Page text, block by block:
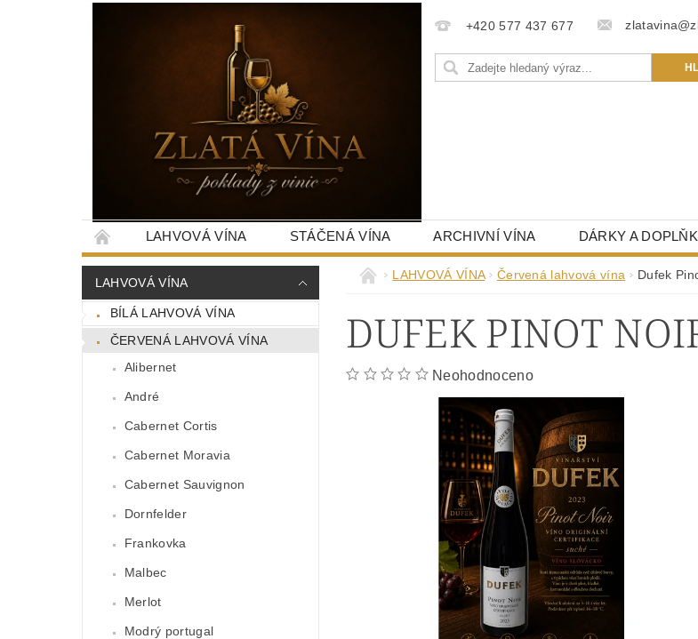
+420 577 437 677
LAHVOVÁ VÍNA STÁČENÁ VÍNA ARCHIVNÍ VÍNA DÁRKY A
LAHVOVÁ VÍNA
BÍLÁ LAHVOVÁ VÍNA
ČERVENÁ LAHVOVÁ VÍNA
Alibernet
André
Cabernet Cortis
Cabernet Moravia
Cabernet Sauvignon
Dornfelder
Frankovka
Malbec
Merlot
Modrý portugal
LAHVOVÁ VÍNA Červená lahvová vína Dufek
DUFEK PINOT
Neohodnoceno